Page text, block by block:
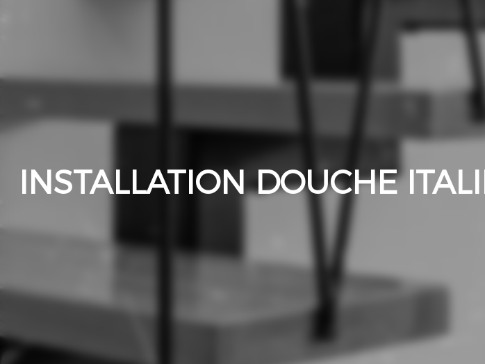
INSTALLATION DOUCHE